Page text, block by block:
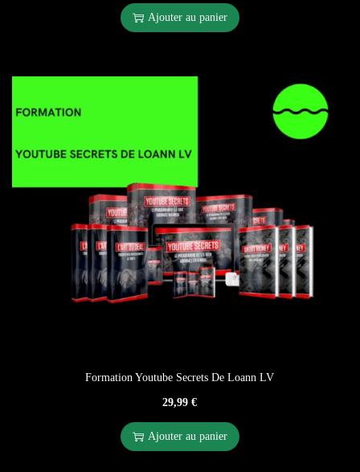
Ajouter au panier
Formation Youtube Secrets De Loann LV
29,99€
Ajouter au panier